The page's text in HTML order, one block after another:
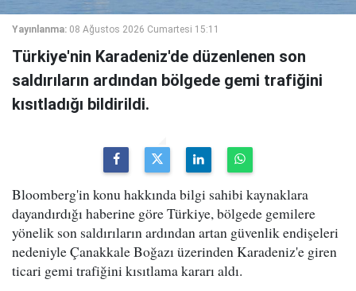
Yayınlanma: 08 Ağustos 2026 Cumartesi 15:11
Türkiye'nin Karadeniz'de düzenlenen son
saldırıların ardından bölgede gemi trafiğini
kısıtladığı bildirildi.
Bloomberg'in konu hakkında bilgi sahibi kaynaklara
dayandırdığı haberine göre Türkiye, bölgede gemilere
yönelik son saldırıların ardından artan güvenlik endişeleri
nedeniyle Çanakkale Boğazı üzerinden Karadeniz'e giren
ticari gemi trafiğini kısıtlama kararı aldı.